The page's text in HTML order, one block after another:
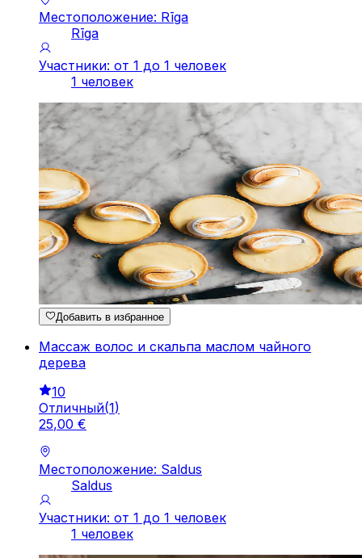
Местоположение: Rīga
Rīga
Участники: от 1 до 1 человек
1 человек
Добавить в избранное
Массаж волос и скальпа маслом чайного
дерева
10
Отличный(1)
25,00 €
Местоположение: Saldus
Saldus
Участники: от 1 до 1 человек
1 человек